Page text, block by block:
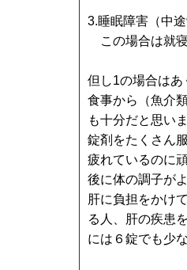
3.睡眠障害（中
この場合は就
但し1の場合は
食事から（魚介
も十分だと思いま
錠剤をたくさん
疲れているのに
後に体の調子が
肝に負担をかけ
る人、肝の疾患
には６錠でも少